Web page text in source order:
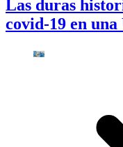
Las duras
covid-19 en